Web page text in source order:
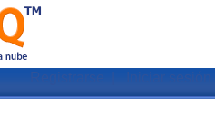
Registrarse Iniciar sesión